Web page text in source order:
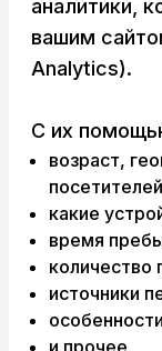
аналитики,
вашим
Analytics).
С их
возраст,
какие
время
количество
источники